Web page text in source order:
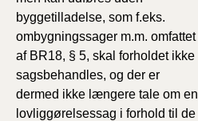
byggetilladelse, som f.eks.
ombygningssager m.m. omfattet
af BR18, § 5, skal forholdet ikke
sagsbehandles, og der er
dermed ikke længere tale om en
lovliggørelsessag i forhold til de